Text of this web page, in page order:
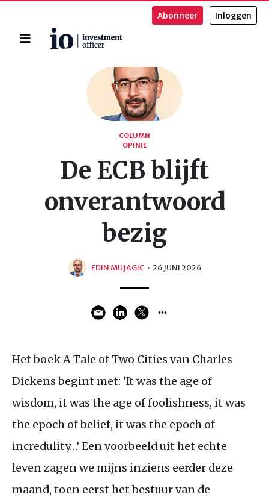
Home
Abonneer Inloggen
COLUMN
OPINIE
De ECB blijft
onverantwoord
bezig
EDIN MUJAGIC · 26 JUNI 2026
Het boek A Tale of Two Cities van Charles
Dickens begint met: ‘It was the age of
wisdom, it was the age of foolishness, it was
the epoch of belief, it was the epoch of
incredulity…’ Een voorbeeld uit het echte
leven zagen we mijns inziens eerder deze
maand, toen eerst het bestuur van de